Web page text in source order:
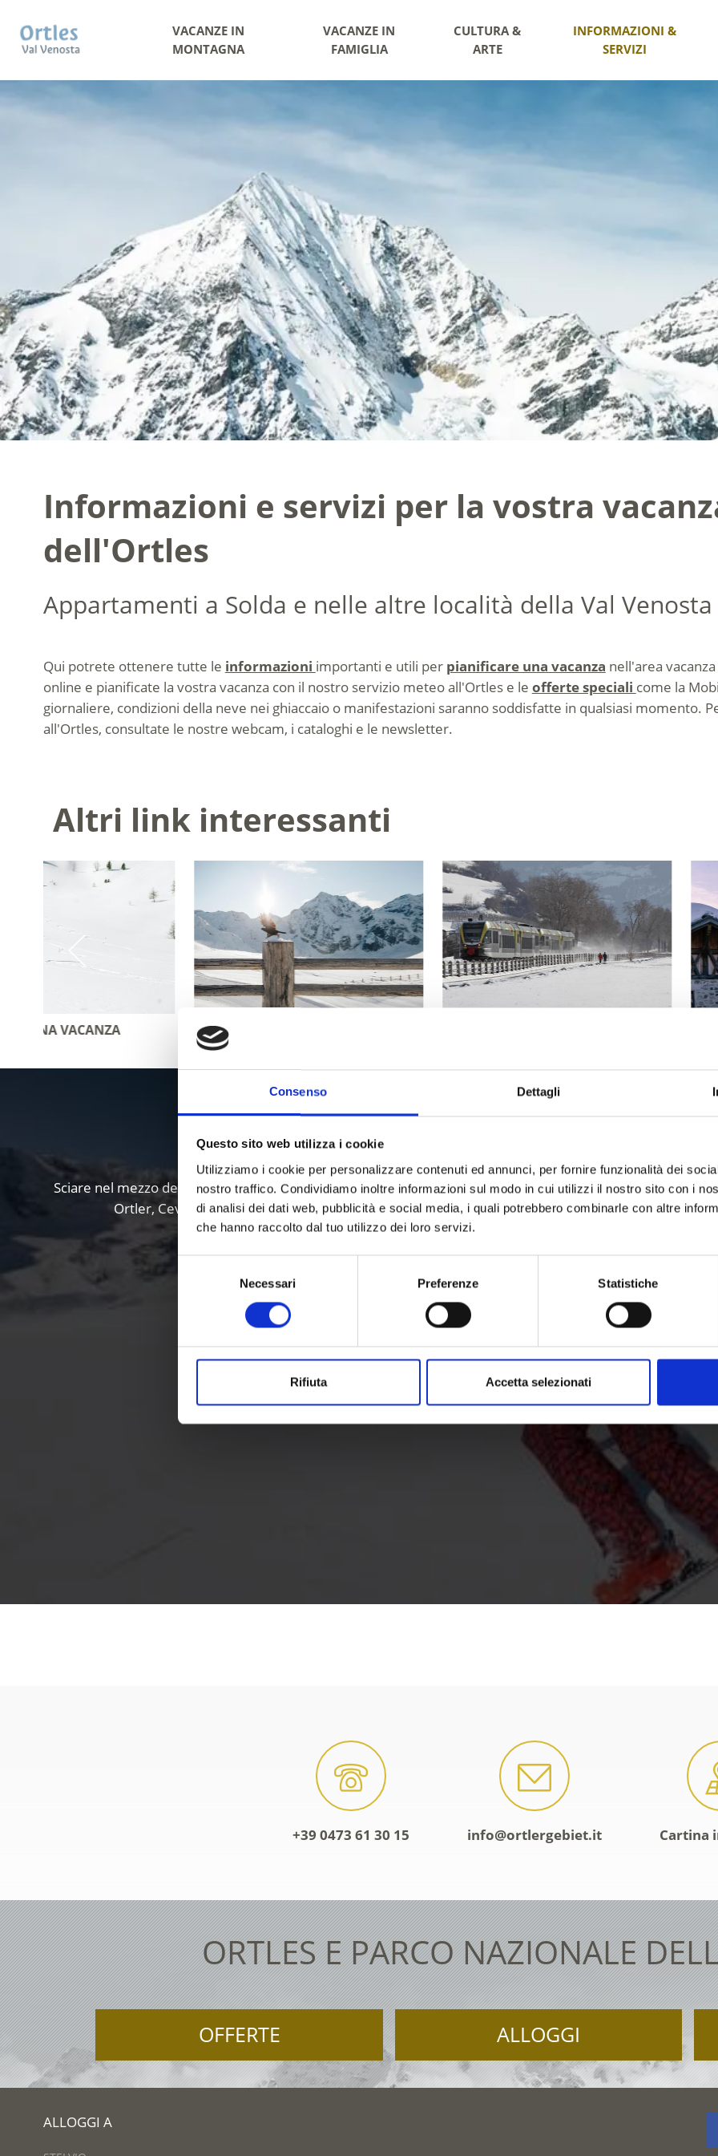
Consenso Dettagli
Questo sito web utilizza i cookie
Utilizziamo i cookie per personalizzare contenuti ed annunci, per fornire funzionalità dei
nostro traffico. Condividiamo inoltre informazioni sul modo in cui utilizzi il nostro sito con i
di analisi dei dati web, pubblicità e social media, i quali potrebbero combinarle con altre
che hanno raccolto dal tuo utilizzo dei loro servizi.
Necessari Preferenze Statistiche
Rifiuta Accetta selezionati
VACANZE IN
MONTAGNA
VACANZE IN
FAMIGLIA
CULTURA &
ARTE
INFORMAZIONI &
SERVIZI
Informazioni e servizi per la vostra
dell'Ortles
Appartamenti a Solda e nelle altre località della Val Venosta
Qui potrete ottenere tutte le informazioni importanti e utili per pianificare una vacanza nell'area
online e pianificate la vostra vacanza con il nostro servizio meteo all'Ortles e le offerte speciali come la
giornaliere, condizioni della neve nei ghiaccaio o manifestazioni saranno soddisfatte in qualsiasi momento.
all'Ortles, consultate le nostre webcam, i cataloghi e le newsletter.
Altri link interessanti
ATTUALITÀ
Sciare nell`area dell
Sciare nel mezzo del Parco Nazionale dello Stelvio, da ottobre a maggio. Durante la discesa, si gode la
Ortler, Cevedale e Gran Zebrù. Le due aree sciistiche Solda e Trafoi sono incorniciati di questo
+39 0473 61 30 15 info@ortlergebiet.it Cartina
ORTLES E PARCO NAZIONALE
OFFERTE ALLOGGI
ALLOGGI A